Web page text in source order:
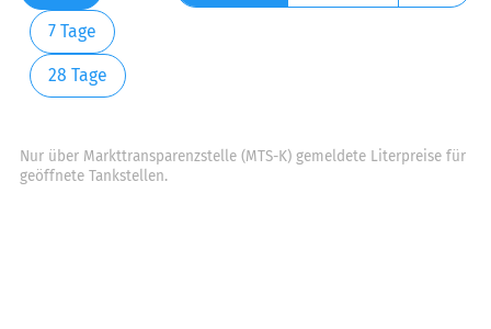
7 Tage
28 Tage
Nur über Markttransparenzstelle (MTS-K) gemeldete Literpreise für
geöffnete Tankstellen.